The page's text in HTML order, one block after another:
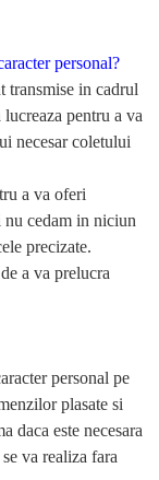
personal?
transmise in cadrul
pentru a va
necesar coletului
a va oferi
cedam in niciun
precizate.
a va prelucra
personal pe
plasate si
daca este necesara
va realiza fara